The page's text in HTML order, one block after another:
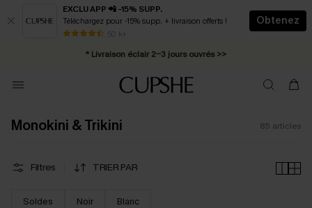
EXCLU APP 📲 -15% SUPP.
Téléchargez pour -15% supp. + livraison offerts !
50 k+
Obtenez
* Livraison éclair 2-3 jours ouvrés >>
Abonnement E-mail : -25% dès 4 achetés >>
Monokini & Trikini 85 articles
Filtres TRIER PAR
Soldes Noir Blanc